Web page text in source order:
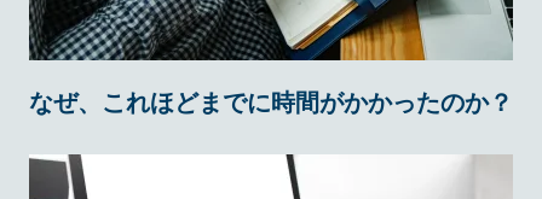
なぜ、これほどまでに時間がかかったのか？